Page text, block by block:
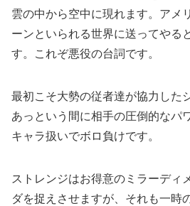
雲の中から空中に現れます。アメ
ーンといられる世界に送ってやる
す。これぞ悪役の台詞です。
最初こそ大勢の従者達が協力した
あっという間に相手の圧倒的なパ
キャラ扱いでボロ負けです。
ストレンジはお得意のミラーディ
ダを捉えさせますが、それも一時